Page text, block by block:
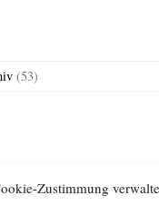
Zustimmung
(53)